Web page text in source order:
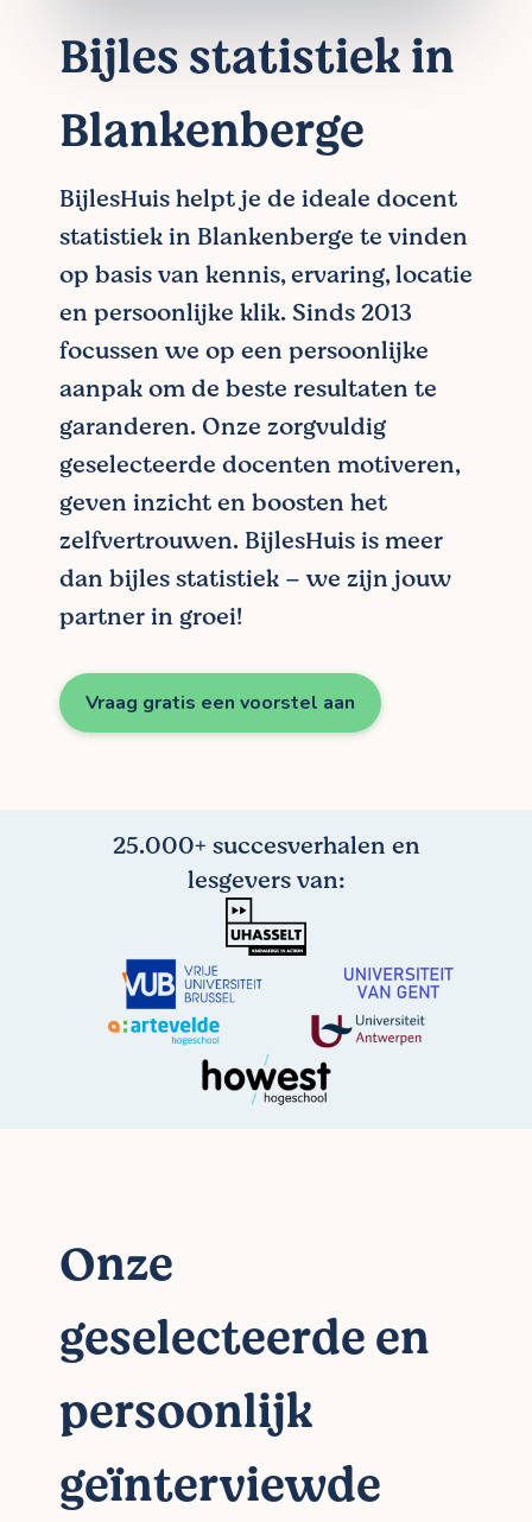
Bijles statistiek in
Blankenberge
BijlesHuis helpt je de ideale docent
statistiek in Blankenberge te vinden
op basis van kennis, ervaring, locatie
en persoonlijke klik. Sinds 2013
focussen we op een persoonlijke
aanpak om de beste resultaten te
garanderen. Onze zorgvuldig
geselecteerde docenten motiveren,
geven inzicht en boosten het
zelfvertrouwen. BijlesHuis is meer
dan bijles statistiek – we zijn jouw
partner in groei!
Vraag gratis een voorstel aan
25.000+ succesverhalen en
lesgevers van:
Onze
geselecteerde en
persoonlijk
geïnterviewde